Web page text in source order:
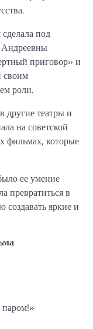
под
Андреевны
приговор» и
своим
роли.
другие театры и
на советской
фильмах, которые
ее умение
превратиться в
яркие и